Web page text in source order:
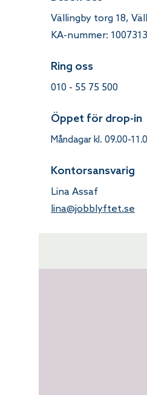
Vällingby torg 18,
KA-nummer:
Ring oss
010 - 55 75 500
Öppet för drop-in
Måndagar kl. 09.00-
Kontorsansvarig
Lina Assaf
lina@jobblyftet.se